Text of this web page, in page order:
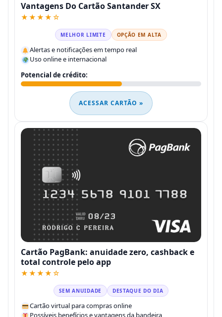
Vantagens Do Cartão Santander SX
★★★★☆
MELHOR LIMITE OPÇÃO EM ALTA
Alertas e notificações em tempo real
Uso online e internacional
Potencial de crédito:
ACESSAR CARTÃO »
Cartão PagBank: anuidade zero, cashback e
total controle pelo app
★★★★☆
SEM ANUIDADE DESTAQUE DO DIA
Cartão virtual para compras online
Possíveis benefícios e vantagens da bandeira